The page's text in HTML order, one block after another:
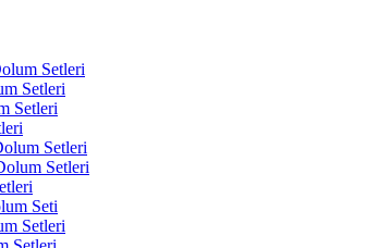
Setleri
Setleri
Setleri
Setleri
Setleri
Seti
Setleri